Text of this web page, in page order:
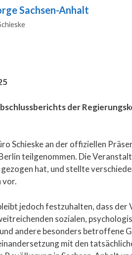
Sachsen-Anhalt
der
Schieske an der offiziellen
teilgenommen. Die
hat, und stellte
vor.
jedoch festzuhalten, dass
sozialen,
andere besonders betroffene
mit den